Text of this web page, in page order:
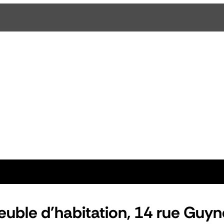
d'habitation, 14 rue